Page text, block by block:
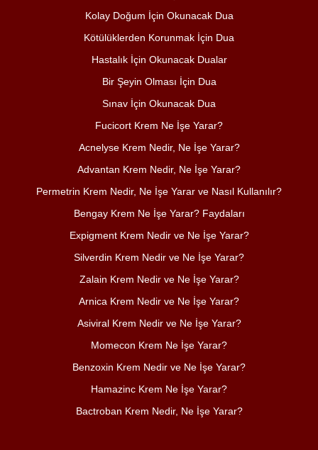
Kolay Doğum İçin Okunacak Dua
Kötülüklerden Korunmak İçin Dua
Hastalık İçin Okunacak Dualar
Bir Şeyin Olması İçin Dua
Sınav İçin Okunacak Dua
Fucicort Krem Ne İşe Yarar?
Acnelyse Krem Nedir, Ne İşe Yarar?
Advantan Krem Nedir, Ne İşe Yarar?
Permetrin Krem Nedir, Ne İşe Yarar ve Nasıl Kullanılır?
Bengay Krem Ne İşe Yarar? Faydaları
Expigment Krem Nedir ve Ne İşe Yarar?
Silverdin Krem Nedir ve Ne İşe Yarar?
Zalain Krem Nedir ve Ne İşe Yarar?
Arnica Krem Nedir ve Ne İşe Yarar?
Asiviral Krem Nedir ve Ne İşe Yarar?
Momecon Krem Ne İşe Yarar?
Benzoxin Krem Nedir ve Ne İşe Yarar?
Hamazinc Krem Ne İşe Yarar?
Bactroban Krem Nedir, Ne İşe Yarar?